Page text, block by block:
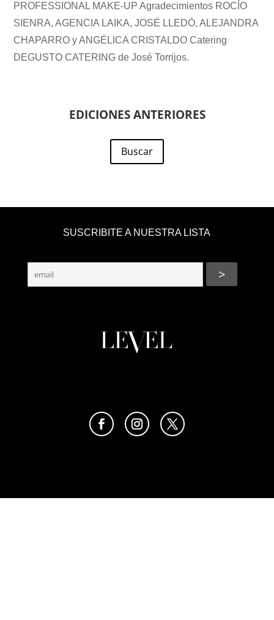
PROFESSIONAL MAKE-UP Agradecimientos ROCÍO
SIENRA, AGENCIA LAIKA, JOSÉ LLEDÓ, ALEJANDRA
CHAPARRO y ANGÉLICA CRISTALDO Catering
DEGUSTO CATERING de José Torrijos.
EDICIONES ANTERIORES
Buscar
SUSCRIBITE A NUESTRA LISTA